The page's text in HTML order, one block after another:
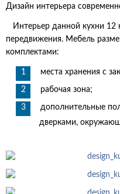
Дизайн интерьера
Интерьер данной кухни 12
передвижения. Мебель
комплектами:
места хранения с
рабочая зона;
дополнительные
дверками,